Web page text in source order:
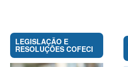
LEGISLAÇÃO E
RESOLUÇÕES COFECI